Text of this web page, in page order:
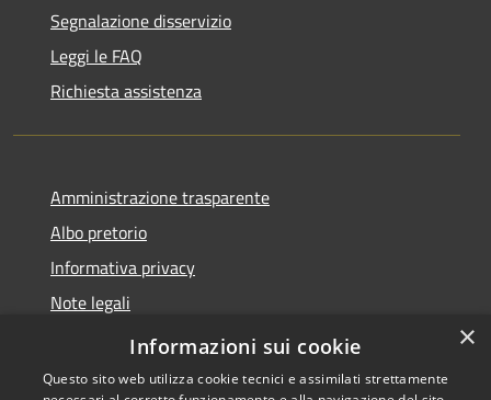
Segnalazione disservizio
Leggi le FAQ
Richiesta assistenza
Amministrazione trasparente
Albo pretorio
Informativa privacy
Note legali
Dichiarazione di accessibilità
×
Informazioni sui cookie
Questo sito web utilizza cookie tecnici e assimilati strettamente